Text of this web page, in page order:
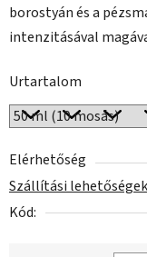
borostyán és a
intenzitásával
Urtartalom
Elérhetőség
Szállítási lehetőségek
Kód: